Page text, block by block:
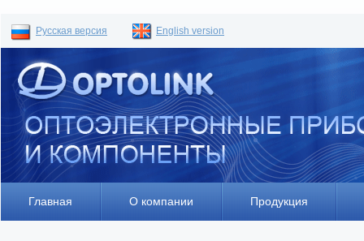
Русская версия English version
Главная О компании Продукция